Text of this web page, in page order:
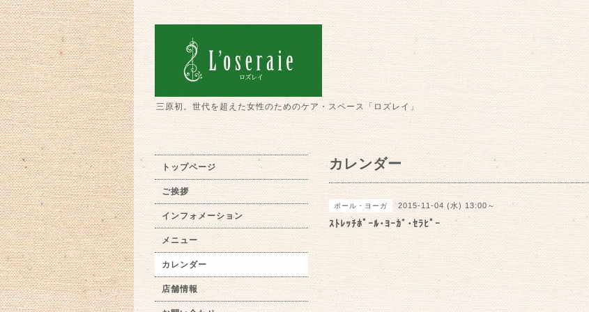
三原初。世代を超えた女性のためのケア・スペース「ロズレイ」
カレンダー
ポール・ヨーガ 2015-11-04 (水) 13:00～
ｽﾄﾚｯﾁﾎﾟｰﾙ･ﾖｰｶﾞ･ｾﾗﾋﾟｰ
トップページ
ご挨拶
インフォメーション
メニュー
カレンダー
店舗情報